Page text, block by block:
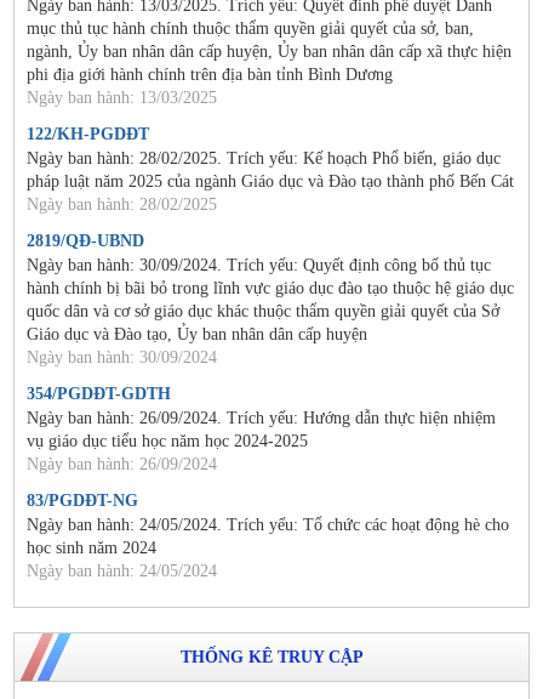
Ngày ban hành: 13/03/2025. Trích yếu: Quyết đinh phê duyệt Danh
mục thủ tục hành chính thuộc thẩm quyền giải quyết của sở, ban,
ngành, Ủy ban nhân dân cấp huyện, Ủy ban nhân dân cấp xã thực hiện
phi địa giới hành chính trên địa bàn tỉnh Bình Dương
Ngày ban hành: 13/03/2025
122/KH-PGDĐT
Ngày ban hành: 28/02/2025. Trích yếu: Kế hoạch Phổ biến, giáo dục
pháp luật năm 2025 của ngành Giáo dục và Đào tạo thành phố Bến Cát
Ngày ban hành: 28/02/2025
2819/QĐ-UBND
Ngày ban hành: 30/09/2024. Trích yếu: Quyết định công bố thủ tục
hành chính bị bãi bỏ trong lĩnh vực giáo dục đào tạo thuộc hệ giáo dục
quốc dân và cơ sở giáo dục khác thuộc thẩm quyền giải quyết của Sở
Giáo dục và Đào tạo, Ủy ban nhân dân cấp huyện
Ngày ban hành: 30/09/2024
354/PGDĐT-GDTH
Ngày ban hành: 26/09/2024. Trích yếu: Hướng dẫn thực hiện nhiệm
vụ giáo dục tiểu học năm học 2024-2025
Ngày ban hành: 26/09/2024
83/PGDĐT-NG
Ngày ban hành: 24/05/2024. Trích yếu: Tổ chức các hoạt động hè cho
học sinh năm 2024
Ngày ban hành: 24/05/2024
THỐNG KÊ TRUY CẬP